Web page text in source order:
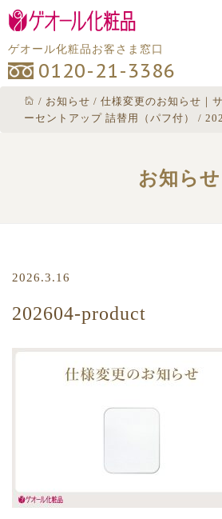
ゲオール化粧品お客さま窓口
0120-21-3386
/ お知らせ / 仕様変更のお知らせ｜
ーセントアップ 詰替用（パフ付）
/
お知らせ
2026.3.16
202604-product